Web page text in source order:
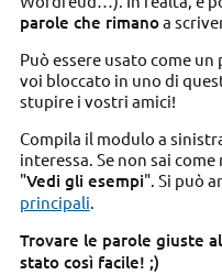
parole che rimanoa
Può essere usato come
voi bloccato in uno di
stupire i vostri amici!
Compila il modulo a
interessa. Se non sai
"Vedi gli esempi". Si può
principali.
Trovare le parole giuste
stato così facile! ;)